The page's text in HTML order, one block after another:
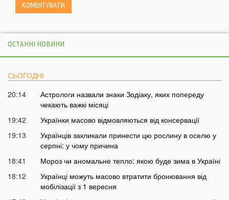
ОСТАННІ НОВИНИ
СЬОГОДНІ
20:14
Астрологи назвали знаки Зодіаку, яких попереду
чекають важкі місяці
19:42
Українки масово відмовляються від консервації
19:13
Українців закликали принести цю рослину в оселю у
серпні: у чому причина
18:41
Мороз чи аномальне тепло: якою буде зима в Україні
18:12
Українці можуть масово втратити бронювання від
мобілізації з 1 вересня